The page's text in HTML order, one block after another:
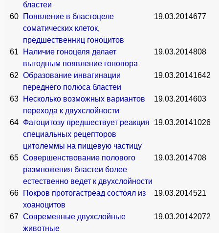
бластеи
60
Появление в бластоцеле
соматических клеток,
предшественниц гоноцитов
19.03.2014677
61
Наличие гоноцеля делает
выгодным появление гонопора
19.03.2014808
62 Образование инвагинации
переднего полюса бластеи
19.03.20141642
63
Несколько возможных вариантов
перехода к двухслойности
19.03.2014603
64 Фагоцитозу предшествует реакция
специальных рецепторов
цитолеммы на пищевую частицу
19.03.20141026
65 Совершенствование полового
размножения бластеи более
естественно ведет к двухслойности
19.03.2014708
66
Покров протогастреад состоял из
хоаноцитов
19.03.2014521
67 Современные двухслойные
животные
19.03.20142072